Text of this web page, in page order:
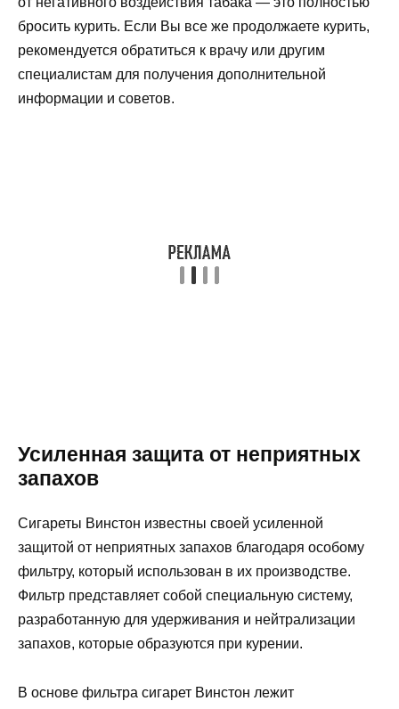
бросить курить. Если Вы все же продолжаете курить,
рекомендуется обратиться к врачу или другим
специалистам для получения дополнительной
информации и советов.
Усиленная защита от неприятных
запахов
Сигареты Винстон известны своей усиленной
защитой от неприятных запахов благодаря особому
фильтру, который использован в их производстве.
Фильтр представляет собой специальную систему,
разработанную для удерживания и нейтрализации
запахов, которые образуются при курении.
В основе фильтра сигарет Винстон лежит